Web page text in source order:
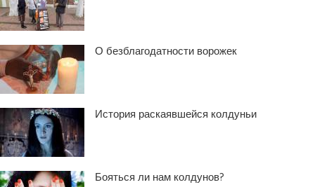
О безблагодатности ворожек
История раскаявшейся колдуньи
Бояться ли нам колдунов?